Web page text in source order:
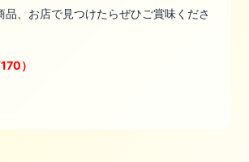
品、お店で見つけたらぜひご賞味くださ
）